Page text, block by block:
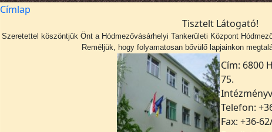
Címlap
Tisztelt Látogató!
Szeretettel köszöntjük Önt a Hódmezővásárhelyi Tankerületi Központ
Reméljük, hogy folyamatosan bővülő lapjainkon
Cím: 6800
75.
Telefon:
Fax: +36-